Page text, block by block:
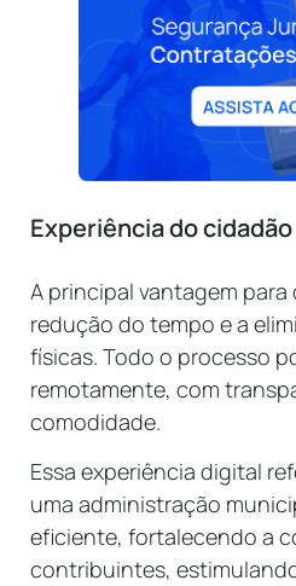
Experiência do cidadão
A principal vantagem
redução do tempo e a
físicas. Todo o processo
remotamente, com
comodidade.
Essa experiência digital
uma administração
eficiente, fortalecendo a
contribuintes,